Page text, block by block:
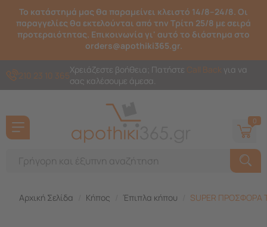
Το κατάστημά μας θα παραμείνει κλειστό 14/8–24/8. Οι
παραγγελίες θα εκτελούνται από την Τρίτη 25/8 με σειρά
προτεραιότητας. Επικοινωνία γι' αυτό το διάστημα στο
orders@apothiki365.gr.
210 23 10 365Χρειάζεστε βοήθεια; Πατήστε Call Back για να
σας καλέσουμε άμεσα.
0
Αρχική Σελίδα Κήπος Έπιπλα κήπου SUPER ΠΡΟΣΦΟΡΑ